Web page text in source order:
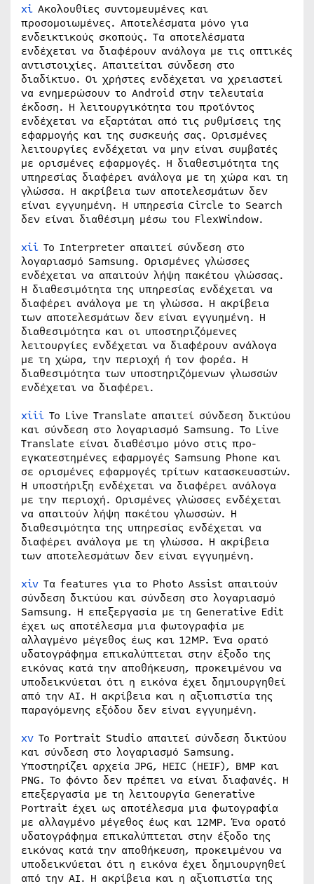
xi Ακολουθίες συντομευμένες και
προσομοιωμένες. Αποτελέσματα μόνο για
ενδεικτικούς σκοπούς. Τα αποτελέσματα
ενδέχεται να διαφέρουν ανάλογα με τις οπτικές
αντιστοιχίες. Απαιτείται σύνδεση στο
διαδίκτυο. Οι χρήστες ενδέχεται να χρειαστεί
να ενημερώσουν το Android στην τελευταία
έκδοση. Η λειτουργικότητα του προϊόντος
ενδέχεται να εξαρτάται από τις ρυθμίσεις της
εφαρμογής και της συσκευής σας. Ορισμένες
λειτουργίες ενδέχεται να μην είναι συμβατές
με ορισμένες εφαρμογές. Η διαθεσιμότητα της
υπηρεσίας διαφέρει ανάλογα με τη χώρα και τη
γλώσσα. Η ακρίβεια των αποτελεσμάτων δεν
είναι εγγυημένη. Η υπηρεσία Circle to Search
δεν είναι διαθέσιμη μέσω του FlexWindow.
xii Το Interpreter απαιτεί σύνδεση στο
λογαριασμό Samsung. Ορισμένες γλώσσες
ενδέχεται να απαιτούν λήψη πακέτου γλώσσας.
Η διαθεσιμότητα της υπηρεσίας ενδέχεται να
διαφέρει ανάλογα με τη γλώσσα. Η ακρίβεια
των αποτελεσμάτων δεν είναι εγγυημένη. Η
διαθεσιμότητα και οι υποστηριζόμενες
λειτουργίες ενδέχεται να διαφέρουν ανάλογα
με τη χώρα, την περιοχή ή τον φορέα. Η
διαθεσιμότητα των υποστηριζόμενων γλωσσών
ενδέχεται να διαφέρει.
xiii Το Live Translate απαιτεί σύνδεση δικτύου
και σύνδεση στο λογαριασμό Samsung. Το Live
Translate είναι διαθέσιμο μόνο στις προ-
εγκατεστημένες εφαρμογές Samsung Phone και
σε ορισμένες εφαρμογές τρίτων κατασκευαστών.
Η υποστήριξη ενδέχεται να διαφέρει ανάλογα
με την περιοχή. Ορισμένες γλώσσες ενδέχεται
να απαιτούν λήψη πακέτου γλωσσών. Η
διαθεσιμότητα της υπηρεσίας ενδέχεται να
διαφέρει ανάλογα με τη γλώσσα. Η ακρίβεια
των αποτελεσμάτων δεν είναι εγγυημένη.
xiv Τα features για το Photo Assist απαιτούν
σύνδεση δικτύου και σύνδεση στο λογαριασμό
Samsung. Η επεξεργασία με τη Generative Edit
έχει ως αποτέλεσμα μια φωτογραφία με
αλλαγμένο μέγεθος έως και 12MP. Ένα ορατό
υδατογράφημα επικαλύπτεται στην έξοδο της
εικόνας κατά την αποθήκευση, προκειμένου να
υποδεικνύεται ότι η εικόνα έχει δημιουργηθεί
από την AI. Η ακρίβεια και η αξιοπιστία της
παραγόμενης εξόδου δεν είναι εγγυημένη.
xv Το Portrait Studio απαιτεί σύνδεση δικτύου
και σύνδεση στο λογαριασμό Samsung.
Υποστηρίζει αρχεία JPG, HEIC (HEIF), BMP και
PNG. Το φόντο δεν πρέπει να είναι διαφανές. Η
επεξεργασία με τη λειτουργία Generative
Portrait έχει ως αποτέλεσμα μια φωτογραφία
με αλλαγμένο μέγεθος έως και 12MP. Ένα ορατό
υδατογράφημα επικαλύπτεται στην έξοδο της
εικόνας κατά την αποθήκευση, προκειμένου να
υποδεικνύεται ότι η εικόνα έχει δημιουργηθεί
από την AI. Η ακρίβεια και η αξιοπιστία της